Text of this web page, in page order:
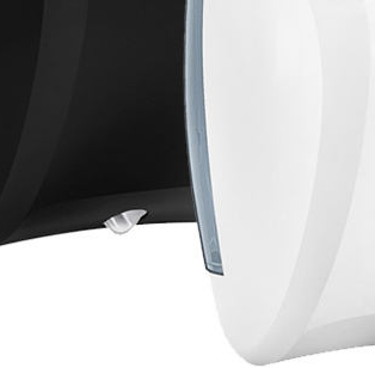
wit voor poetsrol mini, 932